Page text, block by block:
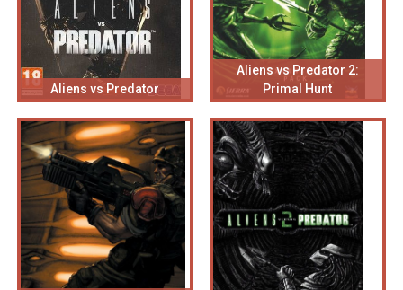
Aliens vs Predator
Aliens vs Predator 2:
Primal Hunt